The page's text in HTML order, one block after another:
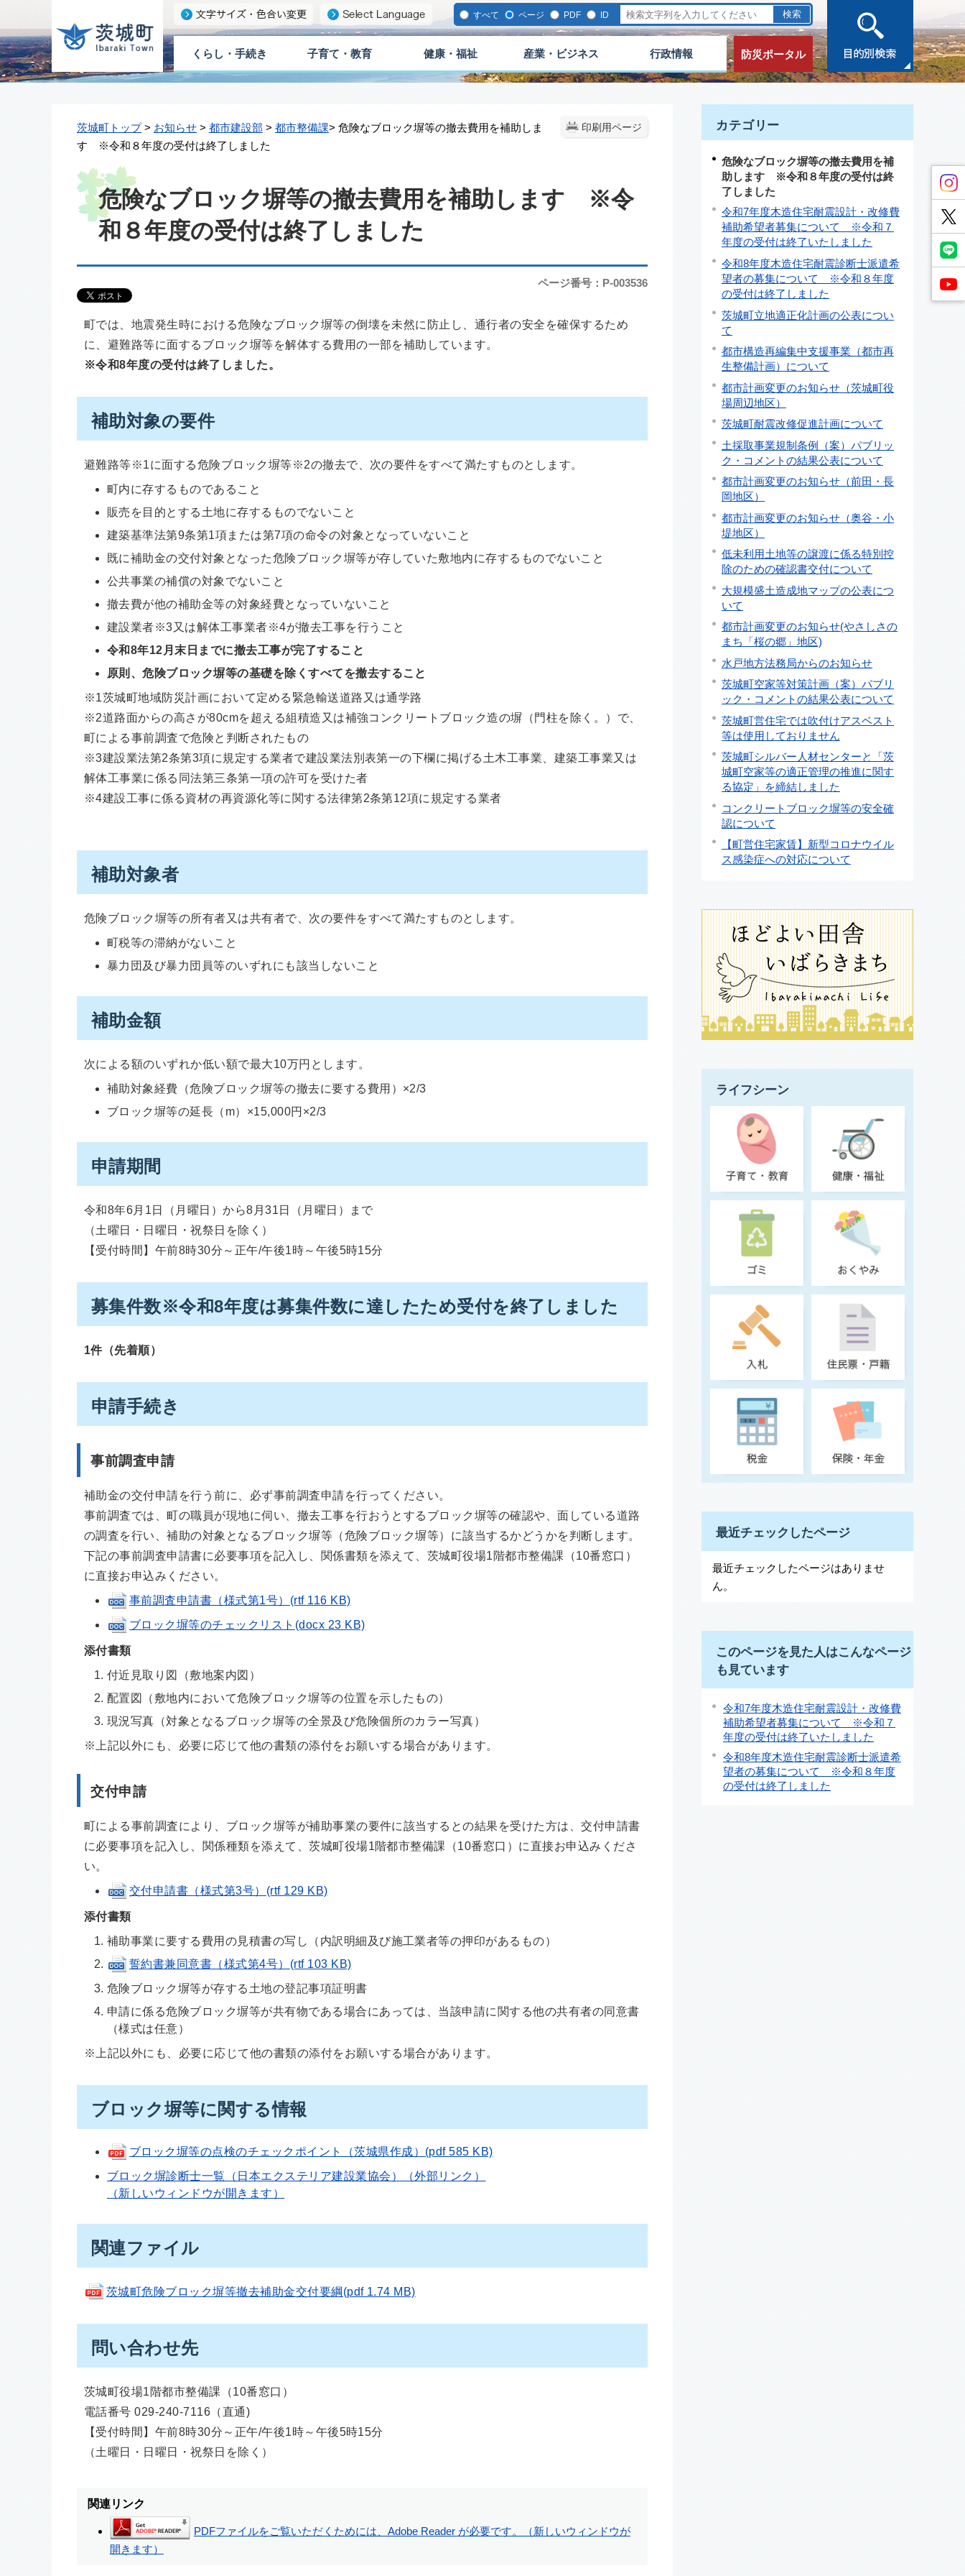
すべて ページ PDF ID
くらし・手続き 子育て・教育 健康・福祉 産業・ビジネス 行政情報 防災ポータル
印刷用ページ
茨城町トップ> お知らせ > 都市建設部 > 都市整備課> 危険なブロック塀等の撤去費用を補助しま
す ※令和８年度の受付は終了しました
危険なブロック塀等の撤去費用を補助します ※令
和８年度の受付は終了しました
ページ番号：P-003536
町では、地震発生時における危険なブロック塀等の倒壊を未然に防止し、通行者の安全を確保するため
に、避難路等に面するブロック塀等を解体する費用の一部を補助しています。
※令和8年度の受付は終了しました。
補助対象の要件
避難路等※1に面する危険ブロック塀等※2の撤去で、次の要件をすべて満たすものとします。
町内に存するものであること
販売を目的とする土地に存するものでないこと
建築基準法第9条第1項または第7項の命令の対象となっていないこと
既に補助金の交付対象となった危険ブロック塀等が存していた敷地内に存するものでないこと
公共事業の補償の対象でないこと
撤去費が他の補助金等の対象経費となっていないこと
建設業者※3又は解体工事業者※4が撤去工事を行うこと
令和8年12月末日までに撤去工事が完了すること
原則、危険ブロック塀等の基礎を除くすべてを撤去すること
※1茨城町地域防災計画において定める緊急輸送道路又は通学路
※2道路面からの高さが80cmを超える組積造又は補強コンクリートブロック造の塀（門柱を除く。）で、
町による事前調査で危険と判断されたもの
※3建設業法第2条第3項に規定する業者で建設業法別表第一の下欄に掲げる土木工事業、建築工事業又は
解体工事業に係る同法第三条第一項の許可を受けた者
※4建設工事に係る資材の再資源化等に関する法律第2条第12項に規定する業者
補助対象者
危険ブロック塀等の所有者又は共有者で、次の要件をすべて満たすものとします。
町税等の滞納がないこと
暴力団及び暴力団員等のいずれにも該当しないこと
補助金額
次による額のいずれか低い額で最大10万円とします。
補助対象経費（危険ブロック塀等の撤去に要する費用）×2/3
ブロック塀等の延長（m）×15,000円×2/3
申請期間
令和8年6月1日（月曜日）から8月31日（月曜日）まで
（土曜日・日曜日・祝祭日を除く）
【受付時間】午前8時30分～正午/午後1時～午後5時15分
募集件数※令和8年度は募集件数に達したため受付を終了しました
1件（先着順）
申請手続き
事前調査申請
補助金の交付申請を行う前に、必ず事前調査申請を行ってください。
事前調査では、町の職員が現地に伺い、撤去工事を行おうとするブロック塀等の確認や、面している道路
の調査を行い、補助の対象となるブロック塀等（危険ブロック塀等）に該当するかどうかを判断します。
下記の事前調査申請書に必要事項を記入し、関係書類を添えて、茨城町役場1階都市整備課（10番窓口）
に直接お申込みください。
事前調査申請書（様式第1号）(rtf 116 KB)
ブロック塀等のチェックリスト(docx 23 KB)
添付書類
付近見取り図（敷地案内図）
配置図（敷地内において危険ブロック塀等の位置を示したもの）
現況写真（対象となるブロック塀等の全景及び危険個所のカラー写真）
※上記以外にも、必要に応じて他の書類の添付をお願いする場合があります。
交付申請
町による事前調査により、ブロック塀等が補助事業の要件に該当するとの結果を受けた方は、交付申請書
に必要事項を記入し、関係種類を添えて、茨城町役場1階都市整備課（10番窓口）に直接お申込みくださ
い。
交付申請書（様式第3号）(rtf 129 KB)
添付書類
補助事業に要する費用の見積書の写し（内訳明細及び施工業者等の押印があるもの）
誓約書兼同意書（様式第4号）(rtf 103 KB)
危険ブロック塀等が存する土地の登記事項証明書
申請に係る危険ブロック塀等が共有物である場合にあっては、当該申請に関する他の共有者の同意書
（様式は任意）
※上記以外にも、必要に応じて他の書類の添付をお願いする場合があります。
ブロック塀等に関する情報
ブロック塀等の点検のチェックポイント（茨城県作成）(pdf 585 KB)
ブロック塀診断士一覧（日本エクステリア建設業協会）（外部リンク）
（新しいウィンドウが開きます）
関連ファイル
茨城町危険ブロック塀等撤去補助金交付要綱(pdf 1.74 MB)
問い合わせ先
茨城町役場1階都市整備課（10番窓口）
電話番号 029-240-7116（直通)
【受付時間】午前8時30分～正午/午後1時～午後5時15分
（土曜日・日曜日・祝祭日を除く）
関連リンク
PDFファイルをご覧いただくためには、Adobe Reader が必要です。（新しいウィンドウが
開きます）
カテゴリー
危険なブロック塀等の撤去費用を補
助します ※令和８年度の受付は終
了しました
令和7年度木造住宅耐震設計・改修費
補助希望者募集について ※令和７
年度の受付は終了いたしました
令和8年度木造住宅耐震診断士派遣希
望者の募集について ※令和８年度
の受付は終了しました
茨城町立地適正化計画の公表につい
て
都市構造再編集中支援事業（都市再
生整備計画）について
都市計画変更のお知らせ（茨城町役
場周辺地区）
茨城町耐震改修促進計画について
土採取事業規制条例（案）パブリッ
ク・コメントの結果公表について
都市計画変更のお知らせ（前田・長
岡地区）
都市計画変更のお知らせ（奥谷・小
堤地区）
低未利用土地等の譲渡に係る特別控
除のための確認書交付について
大規模盛土造成地マップの公表につ
いて
都市計画変更のお知らせ(やさしさの
まち「桜の郷」地区)
水戸地方法務局からのお知らせ
茨城町空家等対策計画（案）パブリ
ック・コメントの結果公表について
茨城町営住宅では吹付けアスベスト
等は使用しておりません
茨城町シルバー人材センターと「茨
城町空家等の適正管理の推進に関す
る協定」を締結しました
コンクリートブロック塀等の安全確
認について
【町営住宅家賃】新型コロナウイル
ス感染症への対応について
ライフシーン
最近チェックしたページ
最近チェックしたページはありませ
ん。
このページを見た人はこんなページ
も見ています
令和7年度木造住宅耐震設計・改修費
補助希望者募集について ※令和７
年度の受付は終了いたしました
令和8年度木造住宅耐震診断士派遣希
望者の募集について ※令和８年度
の受付は終了しました